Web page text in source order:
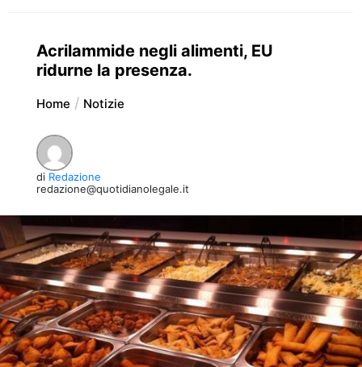
Acrilammide negli alimenti, EU
ridurne la presenza.
Home Notizie
di Redazione
redazione@quotidianolegale.it